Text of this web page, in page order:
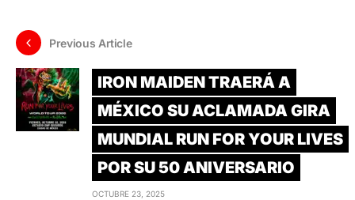
Previous Article
IRON MAIDEN TRAERÁ A
MÉXICO SU ACLAMADA GIRA
MUNDIAL RUN FOR YOUR LIVES
POR SU 50 ANIVERSARIO
OCTUBRE 23, 2025